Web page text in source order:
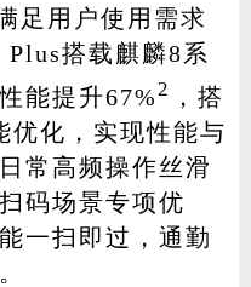
足用户使用需求
搭载麒麟8系
能提升67%2
，搭
优化，实现性能与
常高频操作丝滑
码场景专项优
一扫即过，通勤